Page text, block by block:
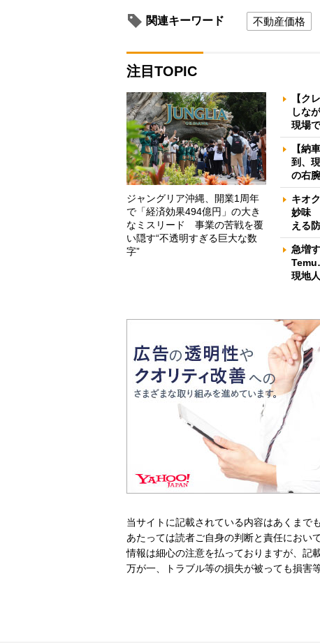
関連キーワード 不動産価格
注目TOPIC
ジャングリア沖縄、開業1周年
で「経済効果494億円」の大き
なミスリード 事業の苦戦を覆
い隠す“不透明すぎる巨大な数
字”
【ク
しな
現場
【納
到、
の右
キオ
妙味
える
急増
現地
当サイトに記載されている内容はあくまで
あたっては読者ご自身の判断と責任におい
情報は細心の注意を払っておりますが、記
万が一、トラブル等の損失が被っても損害